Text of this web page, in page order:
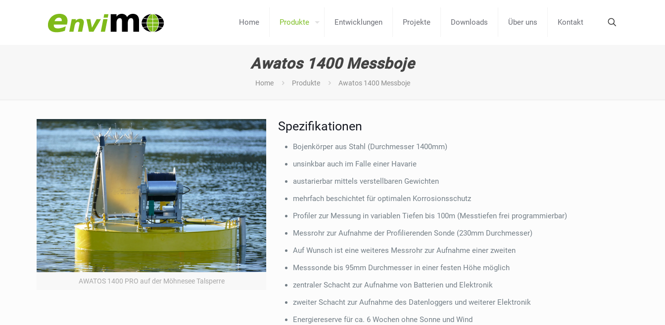
Home Produkte Entwicklungen Projekte Downloads Über uns Kontakt
Awatos 1400 Messboje
Home Produkte Awatos 1400 Messboje
AWATOS 1400 PRO auf der Möhnesee Talsperre
Spezifikationen
Bojenkörper aus Stahl (Durchmesser 1400mm)
unsinkbar auch im Falle einer Havarie
austarierbar mittels verstellbaren Gewichten
mehrfach beschichtet für optimalen Korrosionsschutz
Profiler zur Messung in variablen Tiefen bis 100m (Messtiefen frei programmierbar)
Messrohr zur Aufnahme der Profilierenden Sonde (230mm Durchmesser)
Auf Wunsch ist eine weiteres Messrohr zur Aufnahme einer zweiten
Messsonde bis 95mm Durchmesser in einer festen Höhe möglich
zentraler Schacht zur Aufnahme von Batterien und Elektronik
zweiter Schacht zur Aufnahme des Datenloggers und weiterer Elektronik
Energiereserve für ca. 6 Wochen ohne Sonne und Wind